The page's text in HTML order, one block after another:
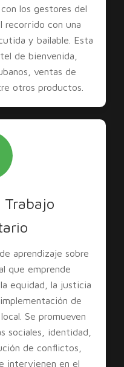
los gestores del
recorrido con una
y bailable. Esta
de bienvenida,
ventas de
otros productos.
Trabajo
aprendizaje sobre
que emprende
equidad, la justicia
de
Se promueven
sociales, identidad,
de conflictos,
intervienen en el